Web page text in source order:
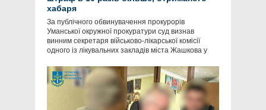
хабаря
За публічного обвинувачення прокурорів
Уманської окружної прокуратури суд визнав
винним секретаря військово-лікарської комісії
одного із лікувальних закладів міста Жашкова у